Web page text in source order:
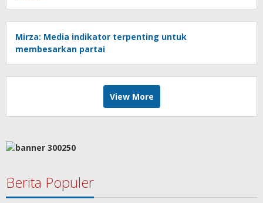
Mirza: Media indikator terpenting untuk
membesarkan partai
View More
Berita Populer